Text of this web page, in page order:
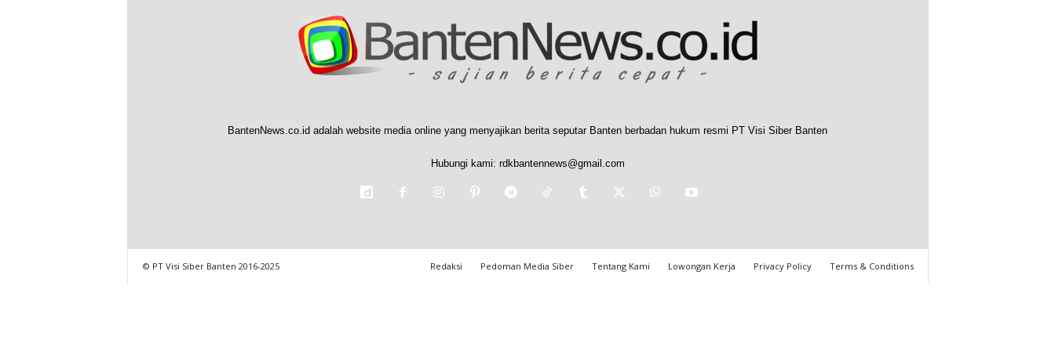
BantenNews.co.id adalah website media online yang menyajikan berita seputar Banten berbadan hukum resmi PT Visi Siber Banten
Hubungi kami: rdkbantennews@gmail.com
Redaksi Pedoman Media Siber Tentang Kami Lowongan Kerja Privacy Policy Terms & Conditions
© PT Visi Siber Banten 2016-2025